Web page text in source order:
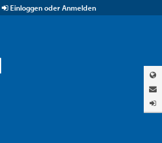
Einloggen oder Anmelden